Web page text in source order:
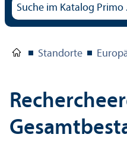
Standorte